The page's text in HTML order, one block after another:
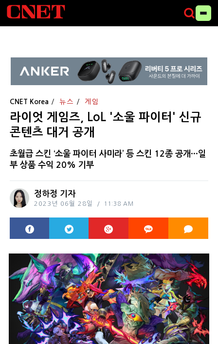
CNET Korea 뉴스 게임
라이엇 게임즈, LoL '소울 파이터' 신규
콘텐츠 대거 공개
초월급 스킨 ‘소울 파이터 사미라’ 등 스킨 12종 공개···일
부 상품 수익 20% 기부
정하정 기자
2023년 06월 28일 11:38 AM